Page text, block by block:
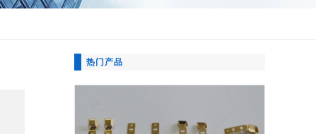
热门产品